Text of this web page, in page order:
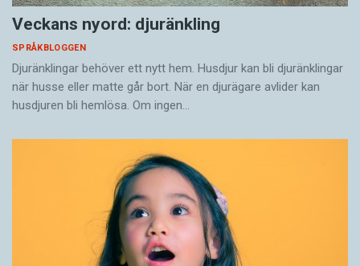
Veckans nyord: djuränkling
SPRÅKBLOGGEN
Djuränklingar behöver ett nytt hem. Husdjur kan bli djuränklingar
när husse eller matte går bort. När en djurägare avlider kan
husdjuren bli hemlösa. Om ingen…